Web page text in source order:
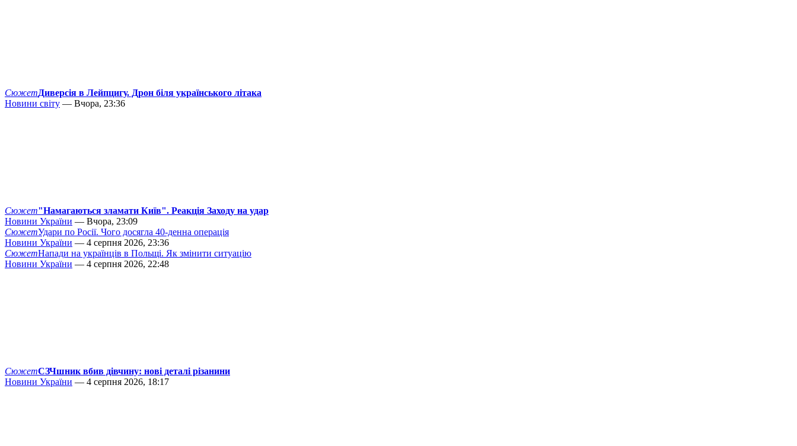
СюжетДиверсія в Лейпцигу. Дрон біля українського літака
Новини світу — Вчора, 23:36
Сюжет"Намагаються зламати Київ". Реакція Заходу на удар
Новини України — Вчора, 23:09
СюжетУдари по Росії. Чого досягла 40-денна операція
Новини України — 4 серпня 2026, 23:36
СюжетНапади на українців в Польщі. Як змінити ситуацію
Новини України — 4 серпня 2026, 22:48
СюжетСЗЧшник вбив дівчину: нові деталі різанини
Новини України — 4 серпня 2026, 18:17